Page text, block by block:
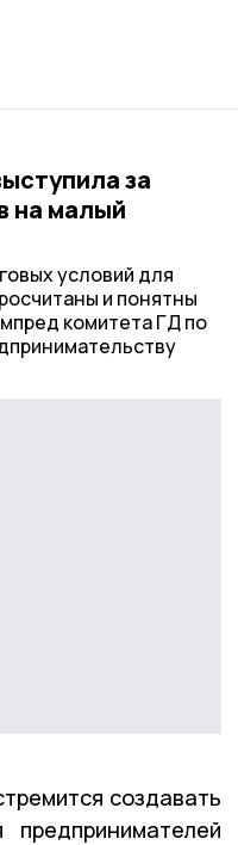
за
на малый
условий для
и понятны
комитета ГД по
создавать